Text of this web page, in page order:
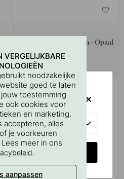
Diffusor 8112 - 2000mm - Opaal
36.70 €
Op voorraad
VERGELIJKBARE
noodzakelijke
goed te laten
toestemming
ook cookies voor
en marketing.
accepteren, alles
je voorkeuren
meer in ons
.
aanpassen
VISIT?
COUNTRY